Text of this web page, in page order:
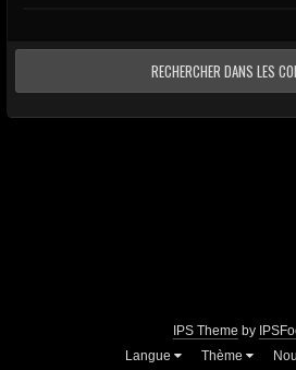
RECHERCHER DANS LES
IPS Theme by
Langue
Thème